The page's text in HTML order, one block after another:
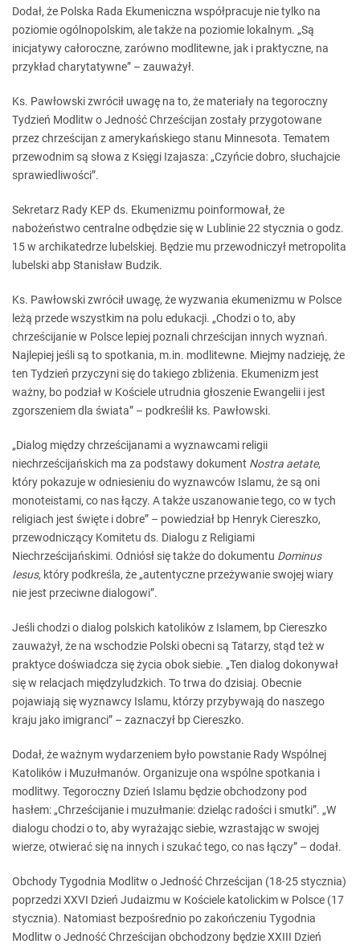
Dodał, że Polska Rada Ekumeniczna współpracuje nie tylko na
poziomie ogólnopolskim, ale także na poziomie lokalnym. „Są
inicjatywy całoroczne, zarówno modlitewne, jak i praktyczne, na
przykład charytatywne” – zauważył.
Ks. Pawłowski zwrócił uwagę na to, że materiały na tegoroczny
Tydzień Modlitw o Jedność Chrześcijan zostały przygotowane
przez chrześcijan z amerykańskiego stanu Minnesota. Tematem
przewodnim są słowa z Księgi Izajasza: „Czyńcie dobro, słuchajcie
sprawiedliwości”.
Sekretarz Rady KEP ds. Ekumenizmu poinformował, że
nabożeństwo centralne odbędzie się w Lublinie 22 stycznia o godz.
15 w archikatedrze lubelskiej. Będzie mu przewodniczył metropolita
lubelski abp Stanisław Budzik.
Ks. Pawłowski zwrócił uwagę, że wyzwania ekumenizmu w Polsce
leżą przede wszystkim na polu edukacji. „Chodzi o to, aby
chrześcijanie w Polsce lepiej poznali chrześcijan innych wyznań.
Najlepiej jeśli są to spotkania, m.in. modlitewne. Miejmy nadzieję, że
ten Tydzień przyczyni się do takiego zbliżenia. Ekumenizm jest
ważny, bo podział w Kościele utrudnia głoszenie Ewangelii i jest
zgorszeniem dla świata” – podkreślił ks. Pawłowski.
„Dialog między chrześcijanami a wyznawcami religii
niechrześcijańskich ma za podstawy dokument Nostra aetate,
który pokazuje w odniesieniu do wyznawców Islamu, że są oni
monoteistami, co nas łączy. A także uszanowanie tego, co w tych
religiach jest święte i dobre” – powiedział bp Henryk Ciereszko,
przewodniczący Komitetu ds. Dialogu z Religiami
Niechrześcijańskimi. Odniósł się także do dokumentu Dominus
Iesus, który podkreśla, że „autentyczne przeżywanie swojej wiary
nie jest przeciwne dialogowi”.
Jeśli chodzi o dialog polskich katolików z Islamem, bp Ciereszko
zauważył, że na wschodzie Polski obecni są Tatarzy, stąd też w
praktyce doświadcza się życia obok siebie. „Ten dialog dokonywał
się w relacjach międzyludzkich. To trwa do dzisiaj. Obecnie
pojawiają się wyznawcy Islamu, którzy przybywają do naszego
kraju jako imigranci” – zaznaczył bp Ciereszko.
Dodał, że ważnym wydarzeniem było powstanie Rady Wspólnej
Katolików i Muzułmanów. Organizuje ona wspólne spotkania i
modlitwy. Tegoroczny Dzień Islamu będzie obchodzony pod
hasłem: „Chrześcijanie i muzułmanie: dzieląc radości i smutki”. „W
dialogu chodzi o to, aby wyrażając siebie, wzrastając w swojej
wierze, otwierać się na innych i szukać tego, co nas łączy” – dodał.
ObchodyTygodnia Modlitw o Jedność Chrześcijan (18-25 stycznia)
poprzedzi XXVI Dzień Judaizmu w Kościele katolickim w Polsce (17
stycznia). Natomiast bezpośrednio po zakończeniu Tygodnia
Modlitw o Jedność Chrześcijan obchodzony będzie XXIII Dzień